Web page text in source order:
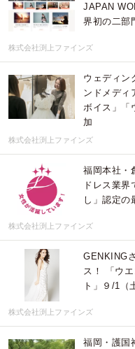
JAPAN
界初の二部
株式会社渕上ファインズ
ウェディン
ンドメディ
ボイス」「
加
株式会社渕上ファインズ
福岡本社・
ドレス業
し」認定の
株式会社渕上ファインズ
GENKING
ス！ 「ウ
ト」９/1（
株式会社渕上ファインズ
福岡・護国